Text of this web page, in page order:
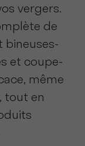
vergers.
de
bineuses-
et coupe-
même
tout en